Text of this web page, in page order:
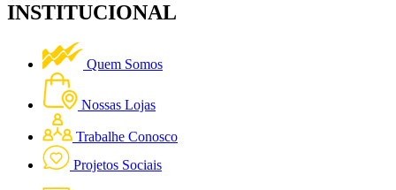
INSTITUCIONAL
Quem Somos
Nossas Lojas
Trabalhe Conosco
Projetos Sociais